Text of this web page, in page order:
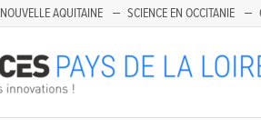
NOUVELLE AQUITAINE SCIENCE EN OCCITANIE